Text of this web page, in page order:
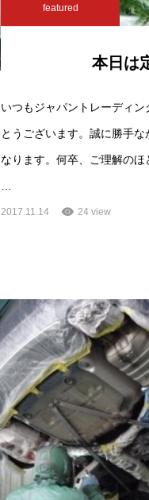
featured
本日は
いつもジャパントレーディ
とうございます。誠に勝手
なります。何卒、ご理解のほ
2017.11.14 24 view